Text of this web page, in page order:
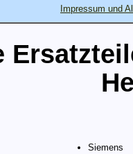
Impressum und
Siemens